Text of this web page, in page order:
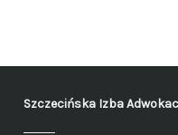
Szczecińska Izba